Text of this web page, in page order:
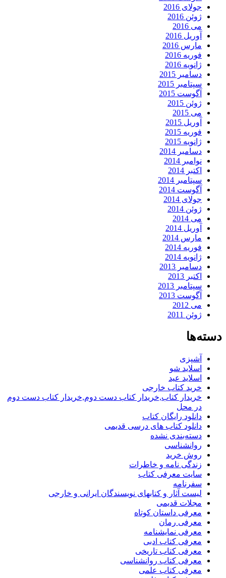
جولای 2016
ژوئن 2016
می 2016
آوریل 2016
مارس 2016
فوریه 2016
ژانویه 2016
دسامبر 2015
سپتامبر 2015
آگوست 2015
ژوئن 2015
می 2015
آوریل 2015
فوریه 2015
ژانویه 2015
دسامبر 2014
نوامبر 2014
اکتبر 2014
سپتامبر 2014
آگوست 2014
جولای 2014
ژوئن 2014
می 2014
آوریل 2014
مارس 2014
فوریه 2014
ژانویه 2014
دسامبر 2013
اکتبر 2013
سپتامبر 2013
آگوست 2013
می 2012
ژوئن 2011
دسته‌ها
آشپزی
اسلاید شو
اسلاید عید
خرید کتاب خارجی
خریدار کتاب,خریدار کتاب دست دوم,خریدار کتاب دست دوم
در محل
دانلود رایگان کتاب
دانلود کتاب های درسی قدیمی
دسته‌بندی نشده
روانشناسی
روش خرید
زندگی نامه و خاطرات
سایت معرفی کتاب
سفرنامه
لیست آثار و کتابهای نویسندگان ایرانی و خارجی
مجلات قدیمی
معرفی داستان کوتاه
معرفی رمان
معرفی نمایشنامه
معرفی کتاب ادبی
معرفی کتاب تاریخی
معرفی کتاب روانشناسی
معرفی کتاب علمی